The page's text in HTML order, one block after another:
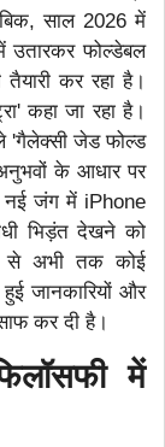
साल 2026 में
उतारकर फोल्डेबल
कर रहा है।
कहा जा रहा है।
'गैलेक्सी जेड फोल्ड
के आधार पर
नई जंग में iPhone
भिड़ंत देखने को
से अभी तक कोई
जानकारियों और
कर दी है।
में